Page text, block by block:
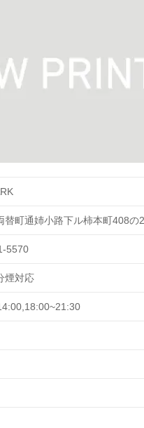
替町通姉小路下ル柿本町408の2
5570
煙対応